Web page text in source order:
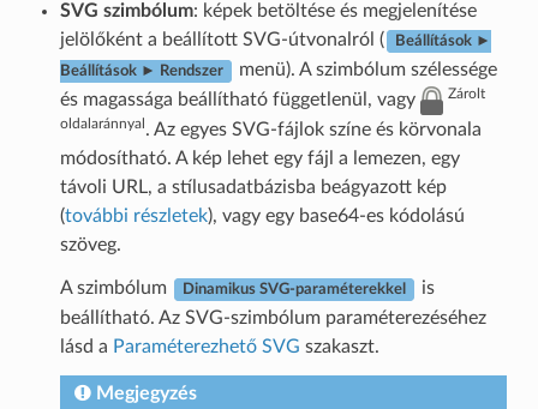
SVG szimbólum: képek betöltése és megjelenítése
jelölőként a beállított SVG-útvonalról (
Beállítások ►
Beállítások ► Rendszer
menü). A szimbólum szélessége
és magassága beállítható függetlenül, vagy
Zárolt
oldalaránnyal . Az egyes SVG-fájlok színe és körvonala
módosítható. A kép lehet egy fájl a lemezen, egy
távoli URL, a stílusadatbázisba beágyazott kép
(további részletek), vagy egy base64-es kódolású
szöveg.
A szimbólum Dinamikus SVG-paraméterekkel
is
beállítható. Az SVG-szimbólum paraméterezéséhez
lásd a Paraméterezhető SVG szakaszt.
Megjegyzés